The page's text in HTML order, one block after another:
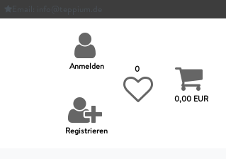
Email: info@teppium.de
Anmelden
Registrieren
0
0,00 EUR